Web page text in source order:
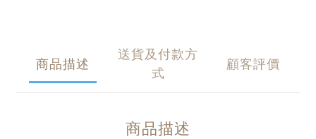
商品描述
送貨及付款方
式
顧客評價
商品描述